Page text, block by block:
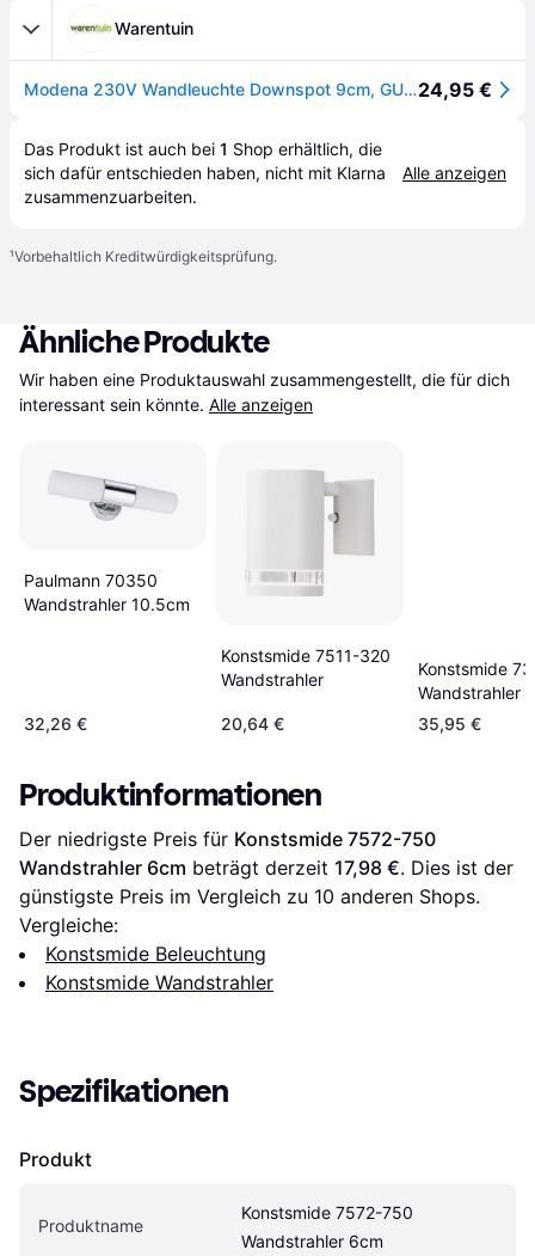
Warentuin
Modena 230V Wandleuchte Downspot 9cm, GU10, max 35W24,95 €
Das Produkt ist auch bei 1 Shop erhältlich, die
sich dafür entschieden haben, nicht mit Klarna
zusammenzuarbeiten.
Alle anzeigen
¹Vorbehaltlich Kreditwürdigkeitsprüfung.
Ähnliche Produkte
Wir haben eine Produktauswahl zusammengestellt, die für dich
interessant sein könnte. Alle anzeigen
Paulmann 70350
Wandstrahler 10.5cm
32,26 €
Konstsmide 7511-320
Wandstrahler
20,64 €
Konstsmide
Wandstrahler
35,95 €
Produktinformationen
Der niedrigste Preis für Konstsmide 7572-750
Wandstrahler 6cm beträgt derzeit 17,98 €. Dies ist der
günstigste Preis im Vergleich zu 10 anderen Shops.
Vergleiche:
Konstsmide Beleuchtung
Konstsmide Wandstrahler
Spezifikationen
Produkt
Produktname
Konstsmide 7572-750
Wandstrahler 6cm